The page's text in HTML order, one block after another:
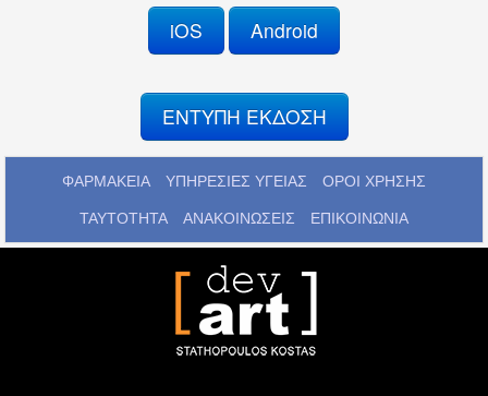
iOS Android
ΕΝΤΥΠΗ ΕΚΔΟΣΗ
ΦΑΡΜΑΚΕΙΑ ΥΠΗΡΕΣΙΕΣ ΥΓΕΙΑΣ ΟΡΟΙ ΧΡΗΣΗΣ
ΤΑΥΤΟΤΗΤΑ ΑΝΑΚΟΙΝΩΣΕΙΣ ΕΠΙΚΟΙΝΩΝΙΑ